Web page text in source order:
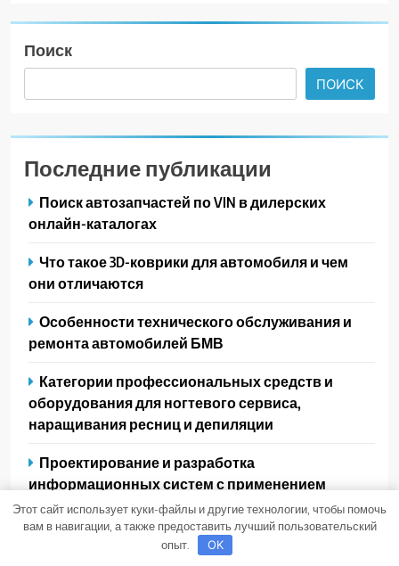
Поиск
ПОИСК
Последние публикации
Поиск автозапчастей по VIN в дилерских
онлайн-каталогах
Что такое 3D-коврики для автомобиля и чем
они отличаются
Особенности технического обслуживания и
ремонта автомобилей БМВ
Категории профессиональных средств и
оборудования для ногтевого сервиса,
наращивания ресниц и депиляции
Проектирование и разработка
информационных систем с применением
микросервисной архитектуры
Этот сайт использует куки-файлы и другие технологии, чтобы помочь
вам в навигации, а также предоставить лучший пользовательский
опыт.
OK